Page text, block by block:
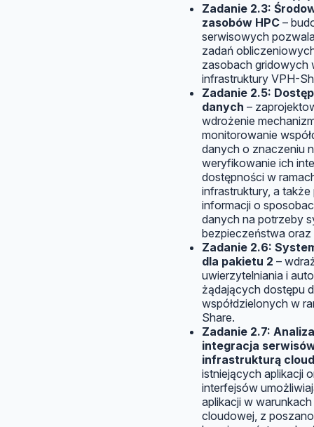
Zadanie 2.3:
zasobów HPC –
serwisowych
zadań
zasobach gridowych
infrastruktury VPH-
Zadanie 2.5:
danych –
wdrożenie
monitorowanie
danych o znaczeniu
weryfikowanie ich
dostępności w
infrastruktury, a
informacji o
danych na potrzeby
bezpieczeństwa
Zadanie 2.6:
dla pakietu 2 –
uwierzytelniania i
żądających dostępu
współdzielonych w
Share.
Zadanie 2.7:
integracja
infrastrukturą
istniejących aplikacji
interfejsów
aplikacji w
cloudowej, z